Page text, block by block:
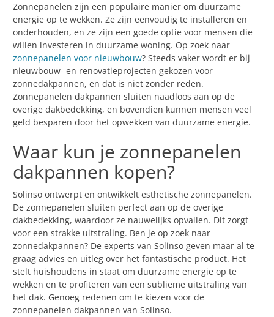
Zonnepanelen zijn een populaire manier om duurzame
energie op te wekken. Ze zijn eenvoudig te installeren en
onderhouden, en ze zijn een goede optie voor mensen die
willen investeren in duurzame woning. Op zoek naar
zonnepanelen voor nieuwbouw? Steeds vaker wordt er bij
nieuwbouw- en renovatieprojecten gekozen voor
zonnedakpannen, en dat is niet zonder reden.
Zonnepanelen dakpannen sluiten naadloos aan op de
overige dakbedekking, en bovendien kunnen mensen veel
geld besparen door het opwekken van duurzame energie.
Waar kun je zonnepanelen
dakpannen kopen?
Solinso ontwerpt en ontwikkelt esthetische zonnepanelen.
De zonnepanelen sluiten perfect aan op de overige
dakbedekking, waardoor ze nauwelijks opvallen. Dit zorgt
voor een strakke uitstraling. Ben je op zoek naar
zonnedakpannen? De experts van Solinso geven maar al te
graag advies en uitleg over het fantastische product. Het
stelt huishoudens in staat om duurzame energie op te
wekken en te profiteren van een sublieme uitstraling van
het dak. Genoeg redenen om te kiezen voor de
zonnepanelen dakpannen van Solinso.